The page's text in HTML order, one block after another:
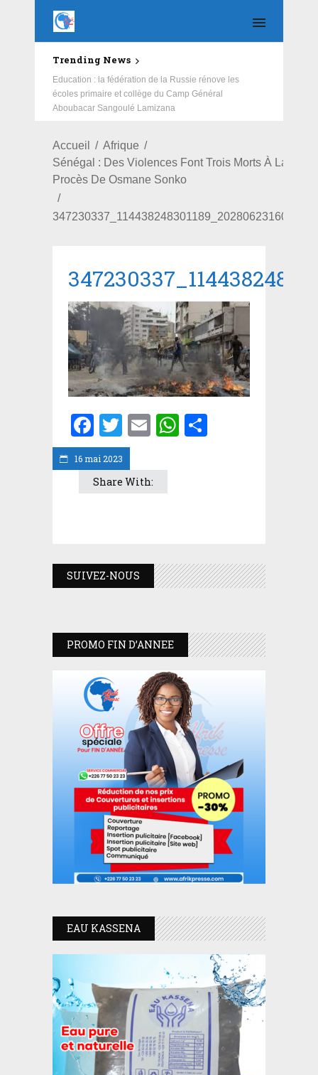
Trending News
Education : la fédération de la Russie rénove les
écoles primaire et collège du Camp Général
Aboubacar Sangoulé Lamizana
Accueil
Afrique
Sénégal : Des Violences Font Trois Morts À La
Procès De Osmane Sonko
16 mai 2023
Facebook
Twitter
EmailWhatsApp
Share With:
SUIVEZ-NOUS
PROMO FIN D’ANNEE
EAU KASSENA